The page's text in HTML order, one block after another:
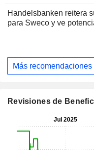
Handelsbanken reitera
para Sweco y ve
Más recomendaciones
Revisiones de